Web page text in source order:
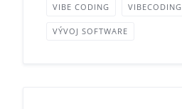
VIBE CODING VIBECODING
VÝVOJ SOFTWARE